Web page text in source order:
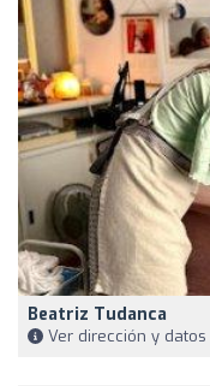
Beatriz Tudanca
Ver dirección y